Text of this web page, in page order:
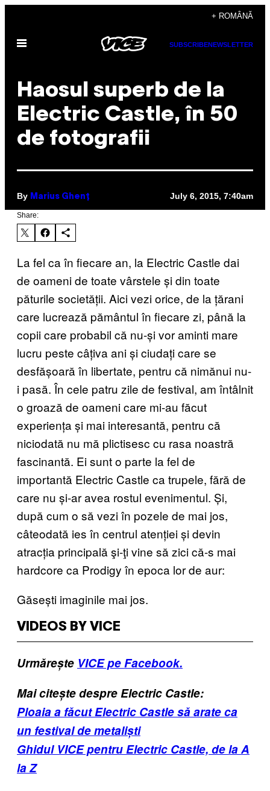
content
+ ROMÂNĂ
Open
SUBSCRIBENEWSLETTER
Haosul superb de la
Electric Castle, în 50
de fotografii
By Marius Ghenț July 6, 2015, 7:40am
Share:
La fel ca în fiecare an, la Electric Castle dai
de oameni de toate vârstele și din toate
păturile societății. Aici vezi orice, de la țărani
care lucrează pământul în fiecare zi, până la
copii care probabil că nu-și vor aminti mare
lucru peste câțiva ani și ciudați care se
desfășoară în libertate, pentru că nimănui nu-
i pasă. În cele patru zile de festival, am întâlnit
o groază de oameni care mi-au făcut
experiența și mai interesantă, pentru că
niciodată nu mă plictisesc cu rasa noastră
fascinantă. Ei sunt o parte la fel de
importantă Electric Castle ca trupele, fără de
care nu și-ar avea rostul evenimentul. Și,
după cum o să vezi în pozele de mai jos,
câteodată ies în centrul atenției și devin
atracția principală şi-ţi vine să zici că-s mai
hardcore ca Prodigy în epoca lor de aur:
Găsești imaginile mai jos.
VIDEOS BY VICE
Urmărește VICE pe Facebook.
Mai citește despre Electric Castle:
Ploaia a făcut Electric Castle să arate ca
un festival de metaliști
Ghidul VICE pentru Electric Castle, de la A
la Z